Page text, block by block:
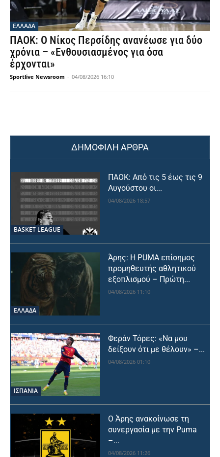
ΕΛΛΑΔΑ
ΠΑΟΚ: Ο Νίκος Περσίδης ανανέωσε για δύο
χρόνια – «Ενθουσιασμένος για όσα
έρχονται»
Sportlive Newsroom - 04/08/2026 16:10
ΔΗΜΟΦΙΛΗ ΑΡΘΡΑ
BASKET LEAGUE
ΠΑΟΚ: Από τις 5 έως τις 9
Αυγούστου οι...
04/08/2026 18:57
ΕΛΛΑΔΑ
Άρης: Η PUMA επίσημος
προμηθευτής αθλητικού
εξοπλισμού – Πρώτη...
04/08/2026 11:10
ΙΣΠΑΝΙΑ
Φεράν Τόρες: «Να μου
δείξουν ότι με θέλουν» –...
04/08/2026 01:10
Ο Άρης ανακοίνωσε τη
συνεργασία με την Puma
–...
04/08/2026 11:26